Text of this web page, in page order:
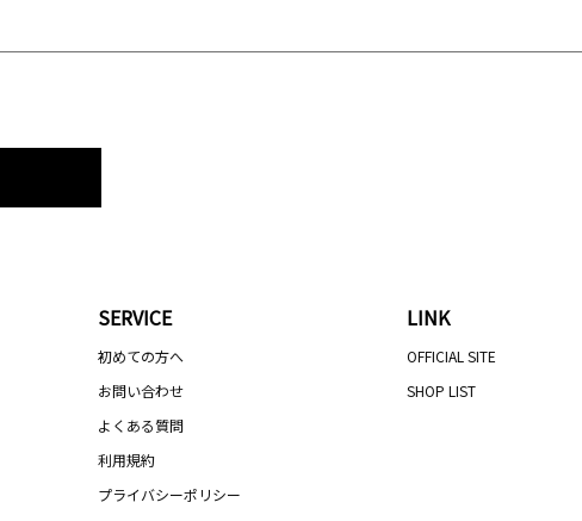
SERVICE
初めての方へ
お問い合わせ
よくある質問
利用規約
プライバシーポリシー
LINK
OFFICIAL SITE
SHOP LIST